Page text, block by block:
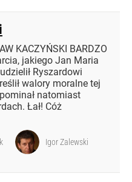
KACZYŃSKI BARDZO
jakiego Jan Maria
Ryszardowi
walory moralne tej
natomiast
Łał! Cóż
Igor Zalewski